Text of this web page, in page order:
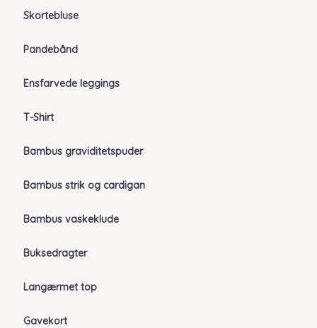
Skortebluse
Pandebånd
Ensfarvede leggings
T-Shirt
Bambus graviditetspuder
Bambus strik og cardigan
Bambus vaskeklude
Buksedragter
Langærmet top
Gavekort